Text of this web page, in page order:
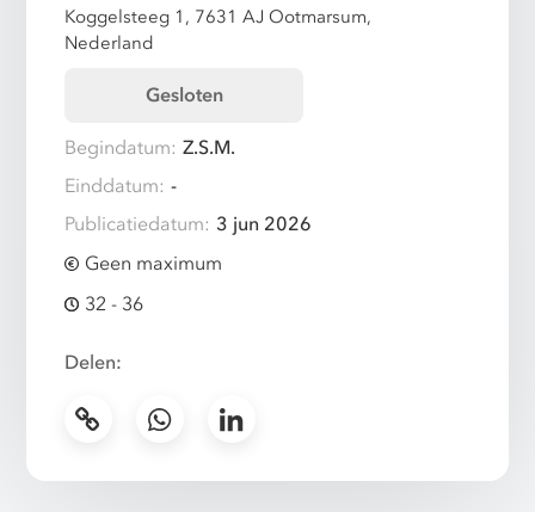
Koggelsteeg 1, 7631 AJ Ootmarsum,
Nederland
Gesloten
Begindatum: Z.S.M.
Einddatum: -
Publicatiedatum: 3 jun 2026
Geen maximum
32 - 36
Delen: